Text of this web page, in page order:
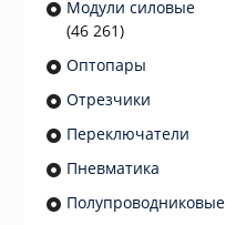
Модули силовые
(46 261)
Оптопары
Отрезчики
Переключатели
Пневматика